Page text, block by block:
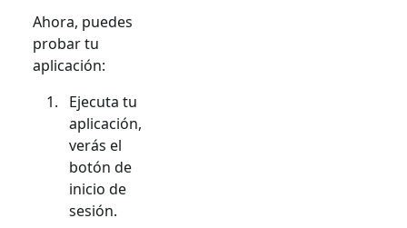
Ahora, puedes
probar tu
aplicación:
Ejecuta tu
aplicación,
verás el
botón de
inicio de
sesión.